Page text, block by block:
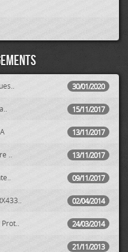
30/01/2020
15/11/2017
13/11/2017
13/11/2017
..
09/11/2017
02/04/2014
24/03/2014
21/11/2013